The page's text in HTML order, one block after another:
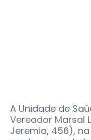
A Unidade de
Vereador Marsal
Jeremia, 456),